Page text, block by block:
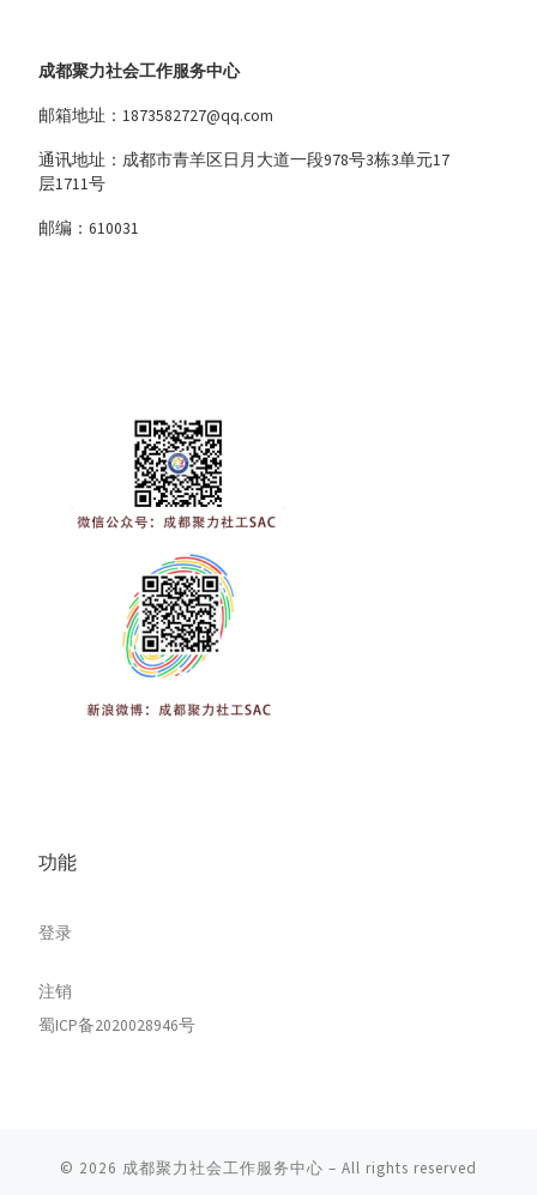
成都聚力社会工作服务中心
邮箱地址：1873582727@qq.com
通讯地址：成都市青羊区日月大道一段978号3栋3单元17
层1711号
邮编：610031
功能
登录
注销
蜀ICP备2020028946号
© 2026 成都聚力社会工作服务中心 – All rights reserved